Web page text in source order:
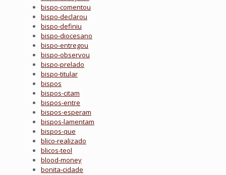
bispo-comentou
bispo-declarou
bispo-definiu
bispo-diocesano
bispo-entregou
bispo-observou
bispo-prelado
bispo-titular
bispos
bispos-citam
bispos-entre
bispos-esperam
bispos-lamentam
bispos-que
blico-realizado
blicos-teol
blood-money
bonita-cidade